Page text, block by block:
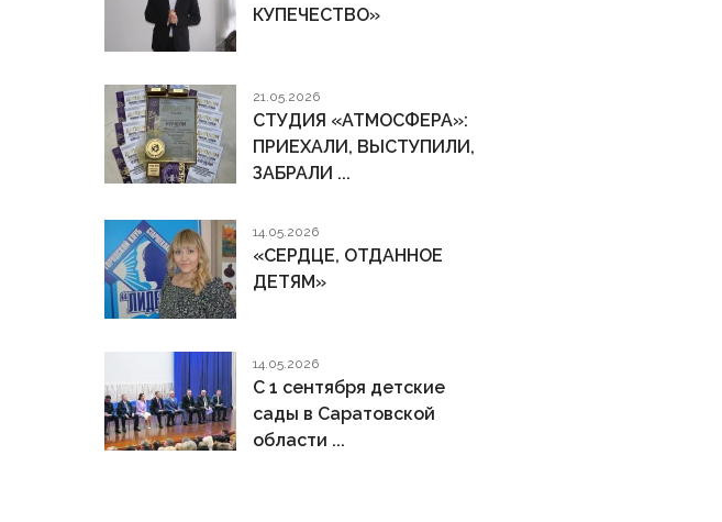
КУПЕЧЕСТВО»
21.05.2026
СТУДИЯ «АТМОСФЕРА»:
ПРИЕХАЛИ, ВЫСТУПИЛИ,
ЗАБРАЛИ ...
14.05.2026
«СЕРДЦЕ, ОТДАННОЕ
ДЕТЯМ»
14.05.2026
С 1 сентября детские
сады в Саратовской
области ...